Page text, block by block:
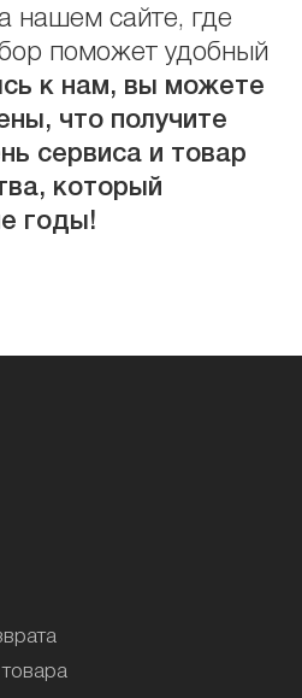
нашем сайте, где
поможет удобный
к нам, вы можете
что получите
сервиса и товар
который
годы!